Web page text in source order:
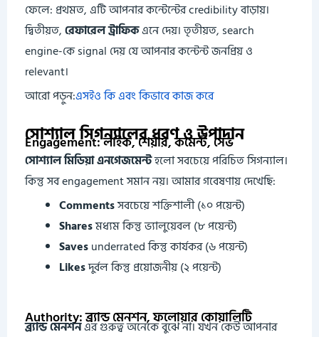
ফেলে: প্রথমত, এটি আপনার কন্টেন্টের credibility বাড়ায়।
দ্বিতীয়ত,রেফারেল ট্রাফিকএনে দেয়। তৃতীয়ত, search
engine-কে signal দেয় যে আপনার কন্টেন্ট জনপ্রিয় ও
relevant।
আরো পড়ুন:এসইও কি এবং কিভাবে কাজ করে
সোশ্যাল সিগন্যালের ধরণ ও উপাদান
Engagement: লাইক, শেয়ার, কমেন্ট, সেভ
সোশ্যাল মিডিয়া এনগেজমেন্টহলো সবচেয়ে পরিচিত সিগন্যাল।
কিন্তু সব engagement সমান নয়। আমার গবেষণায় দেখেছি:
Commentsসবচেয়ে শক্তিশালী (১০ পয়েন্ট)
Sharesমধ্যম কিন্তু ভ্যালুয়েবল (৮ পয়েন্ট)
Savesunderrated কিন্তু কার্যকর (৬ পয়েন্ট)
Likesদুর্বল কিন্তু প্রয়োজনীয় (২ পয়েন্ট)
Authority: ব্র্যান্ড মেনশন, ফলোয়ার কোয়ালিটি
ব্র্যান্ড মেনশনএর গুরুত্ব অনেকে বুঝে না। যখন কেউ আপনার